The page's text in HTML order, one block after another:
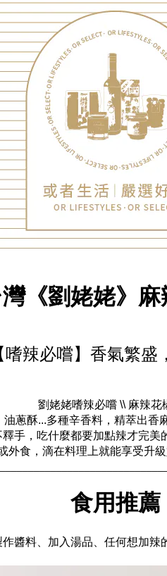
《劉姥姥》
嗜辣必嚐】香氣繁盛
劉姥姥嗜辣必嚐 \\ 麻辣花
蔥酥...多種辛香料，精萃出
手，吃什麼都要加點辣才完美
外食，滴在料理上就能享受升
食用推薦
作醬料、加入湯品、任何想加辣